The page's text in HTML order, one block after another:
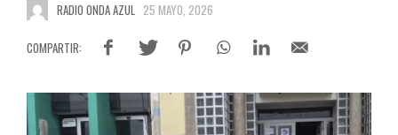
RADIO ONDA AZUL 25 MAYO, 2026